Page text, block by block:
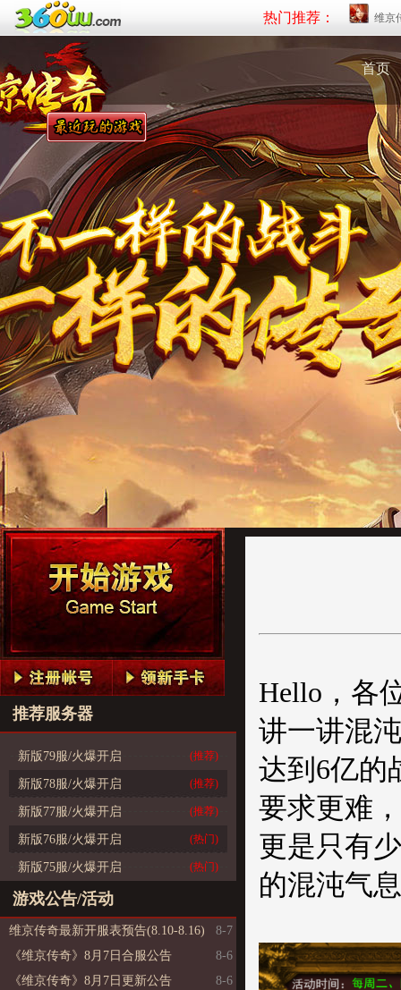
热门推荐： 维京
首页
推荐服务器
新版79服/火爆开启 (推荐)
新版78服/火爆开启 (推荐)
新版77服/火爆开启 (推荐)
新版76服/火爆开启 (热门)
新版75服/火爆开启 (热门)
游戏公告/活动
维京传奇最新开服表预告(8.10-8.16)
8-7
《维京传奇》8月7日合服公告
8-6
《维京传奇》8月7日更新公告
8-6
Hello，各
讲一讲混
达到6亿的
要求更难
更是只有
的混沌气